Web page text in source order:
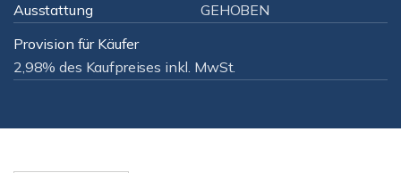
Ausstattung
GEHOBEN
Provision für Käufer
2,98% des Kaufpreises inkl. MwSt.